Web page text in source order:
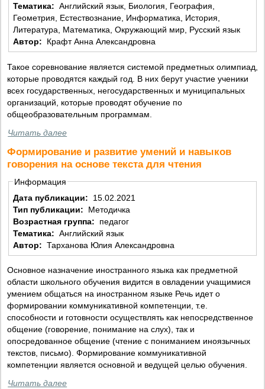
Тематика: Английский язык, Биология, География,
Геометрия, Естествознание, Информатика, История,
Литература, Математика, Окружающий мир, Русский язык
Автор:
Крафт Анна Александровна
Такое соревнование является системой предметных олимпиад,
которые проводятся каждый год. В них берут участие ученики
всех государственных, негосударственных и муниципальных
организаций, которые проводят обучение по
общеобразовательным программам.
Читать далее
Формирование и развитие умений и навыков
говорения на основе текста для чтения
Информация
Дата публикации:
15.02.2021
Тип публикации:
Методичка
Возрастная группа:
педагог
Тематика: Английский язык
Автор: Тарханова Юлия Александровна
Основное назначение иностранного языка как предметной
области школьного обучения видится в овладении учащимися
умением общаться на иностранном языке Речь идет о
формировании коммуникативной компетенции, т.е.
способности и готовности осуществлять как непосредственное
общение (говорение, понимание на слух), так и
опосредованное общение (чтение с пониманием иноязычных
текстов, письмо). Формирование коммуникативной
компетенции является основной и ведущей целью обучения.
Читать далее